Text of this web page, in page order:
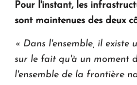
Pour l'instant, les
sont maintenues des deux
« Dans l'ensemble, il existe
sur le fait qu'à un moment
l'ensemble de la frontière